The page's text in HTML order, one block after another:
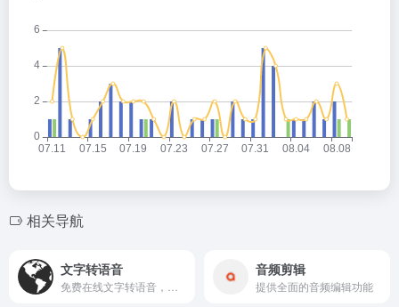
相关导航
文字转语音 音频剪辑
提供全面的音频编辑功能